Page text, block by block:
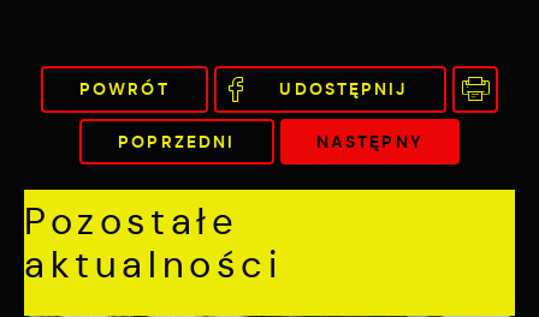
POWRÓT UDOSTĘPNIJ
POPRZEDNI NASTĘPNY
Pozostałe
aktualności